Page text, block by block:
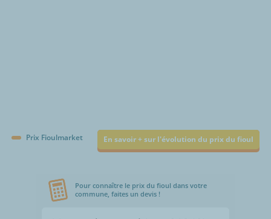
Prix Fioulmarket En savoir + sur l'évolution du prix du fioul
Pour connaître le prix du fioul dans votre
commune, faites un devis !